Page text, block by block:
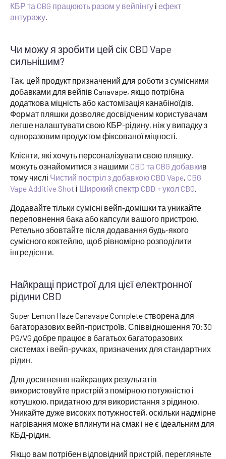
КБР та CBG працюють разом у вейпінгу і ефект
антуражу
Чи можу я зробити цей сік CBD Vape
сильнішим?
Так, цей продукт призначений для роботи з сумісними
добавками для вейпів Canavape, якщо потрібна
додаткова міцність або кастомізація канабіноїдів.
Формат пляшки дозволяє досвідченим користувачам
легше налаштувати свою КБР-рідину, ніж у випадку з
одноразовим продуктом фіксованої міцності.
Клієнти, які хочуть персоналізувати свою пляшку,
можуть ознайомитися з нашими CBD та CBG добавкив
тому числі Чистий постріл з добавкою CBD Vape, CBG
Vape Additive Shot і Широкий спектр CBD + укол CBG
Додавайте тільки сумісні вейп-домішки та уникайте
переповнення бака або капсули вашого пристрою.
Ретельно збовтайте після додавання будь-якого
сумісного коктейлю, щоб рівномірно розподілити
інгредієнти.
Найкращі пристрої для цієї електронної
рідини CBD
Super Lemon Haze Canavape Complete створена для
багаторазових вейп-пристроїв. Співвідношення 70:30
PG/VG добре працює в багатьох багаторазових
системах і вейп-ручках, призначених для стандартних
рідин.
Для досягнення найкращих результатів
використовуйте пристрій з помірною потужністю і
котушкою, придатною для використання з рідиною.
Уникайте дуже високих потужностей, оскільки надмірне
нагрівання може вплинути на смак і не є ідеальним для
КБД-рідин.
Якщо вам потрібен відповідний пристрій, перегляньте